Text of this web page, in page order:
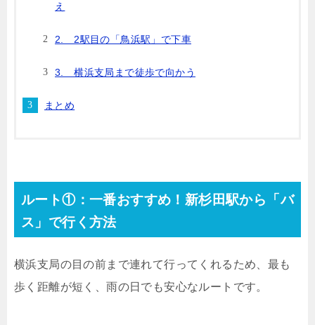
え
2. 2駅目の「鳥浜駅」で下車
3. 横浜支局まで徒歩で向かう
まとめ
ルート①：一番おすすめ！新杉田駅から「バ
ス」で行く方法
横浜支局の目の前まで連れて行ってくれるため、最も
歩く距離が短く、雨の日でも安心なルートです。